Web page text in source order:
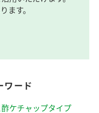
ます。
ワード
ケチャップタイプ